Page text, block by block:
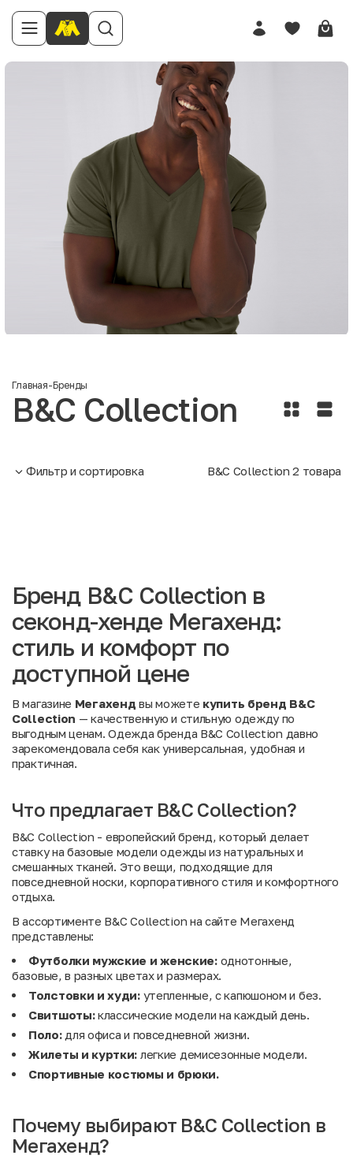
Главная-Бренды
B&C Collection
Фильтр и сортировка B&C Collection2 товара
Бренд B&C Collection в
секонд-хенде Мегахенд:
стиль и комфорт по
доступной цене
В магазине Мегахенд вы можете купить бренд B&C
Collection — качественную и стильную одежду по
выгодным ценам. Одежда бренда B&C Collection давно
зарекомендовала себя как универсальная, удобная и
практичная.
Что предлагает B&C Collection?
B&C Collection - европейский бренд, который делает
ставку на базовые модели одежды из натуральных и
смешанных тканей. Это вещи, подходящие для
повседневной носки, корпоративного стиля и комфортного
отдыха.
В ассортименте B&C Collection на сайте Мегахенд
представлены:
Футболки мужские и женские: однотонные,
базовые, в разных цветах и размерах.
Толстовки и худи:утепленные, с капюшоном и без.
Свитшоты:классические модели на каждый день.
Поло:для офиса и повседневной жизни.
Жилеты и куртки: легкие демисезонные модели.
Спортивные костюмы и брюки.
Почему выбирают B&C Collection в
Мегахенд?